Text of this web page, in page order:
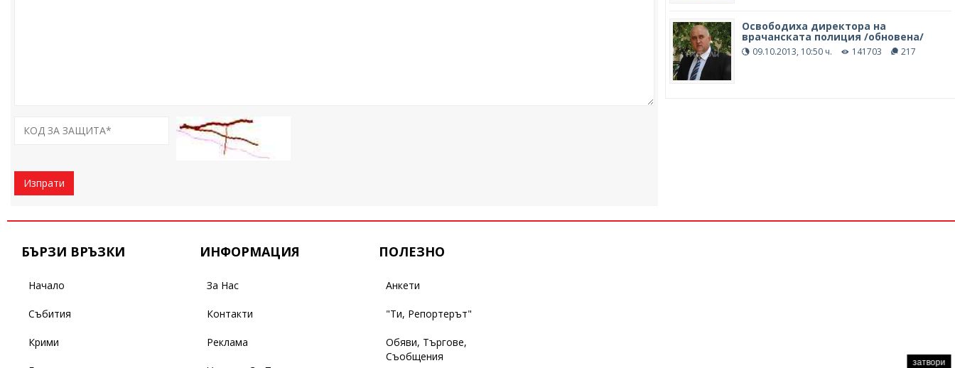
Изпрати
Освободиха директора на
врачанската полиция /обновена/
09.10.2013, 10:50 ч. 141703 217
БЪРЗИ ВРЪЗКИ
Начало
Събития
Крими
ИНФОРМАЦИЯ
За Нас
Контакти
Реклама
ПОЛЕЗНО
Анкети
"Ти, Репортерът"
Обяви, Търгове,
Съобщения
затвори